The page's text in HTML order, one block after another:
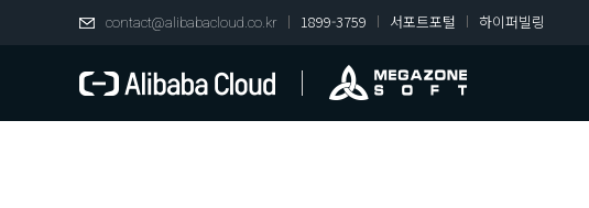
contact@alibabacloud.co.kr 1899-3759 서포트포털 하이퍼빌링